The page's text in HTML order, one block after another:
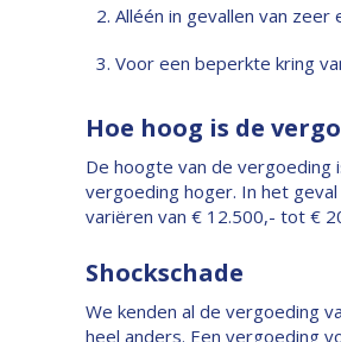
Alléén in gevallen van
Voor een beperkte kring
Hoe hoog is de
De hoogte van de vergoeding
vergoeding hoger. In het
variëren van € 12.500,- tot €
Shockschade
We kenden al de vergoeding
heel anders. Een vergoeding